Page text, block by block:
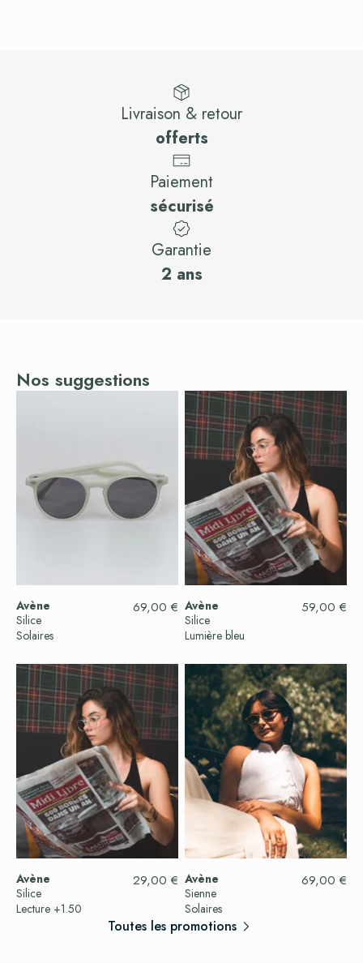
Livraison & retour
offerts
Paiement
sécurisé
Garantie
2 ans
Nos suggestions
Avène
Silice
Solaires
69,00 € Avène
Silice
Lumière bleu
59,00 €
Avène
Silice
Lecture +1.50
29,00 € Avène
Sienne
Solaires
69,00 €
Toutes les promotions